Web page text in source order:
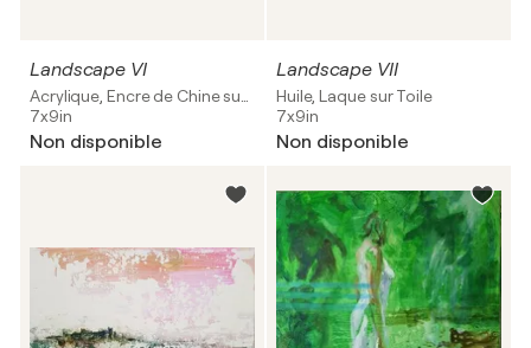
Landscape VI
7x9in
Non disponible
Landscape VII
Huile, Laque sur Toile
7x9in
Non disponible